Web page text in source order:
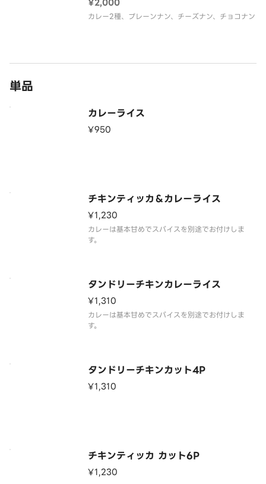
カレー2種、プレーンナン、チーズナン、チョコナン
単品
カレーライス
¥950
チキンティッカ＆カレーライス
¥1,230
カレーは基本甘めでスパイスを別途でお付けしま
す。
タンドリーチキンカレーライス
¥1,310
カレーは基本甘めでスパイスを別途でお付けしま
す。
タンドリーチキンカット4P
¥1,310
チキンティッカ カット6P
¥1,230